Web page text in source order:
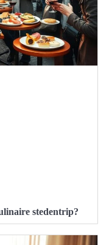
stedentrip?